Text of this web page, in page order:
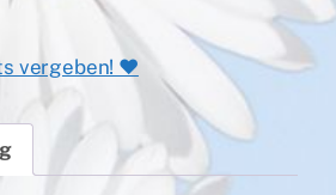
vergeben! ♥️